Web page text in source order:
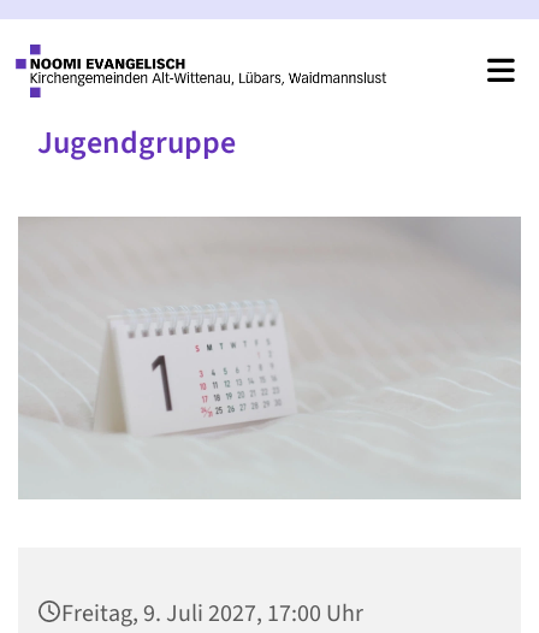
Jugendgruppe
Freitag, 9. Juli 2027, 17:00 Uhr